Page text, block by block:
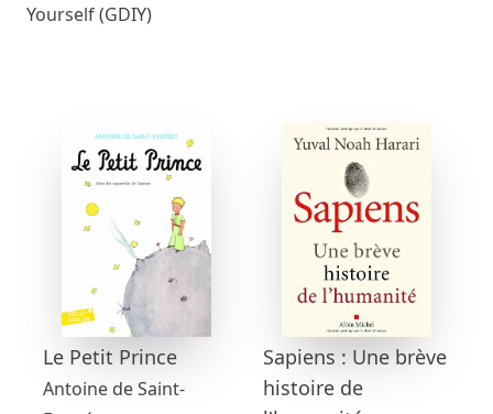
Yourself (GDIY)
Le Petit Prince
Antoine de Saint-
Sapiens : Une brève
histoire de